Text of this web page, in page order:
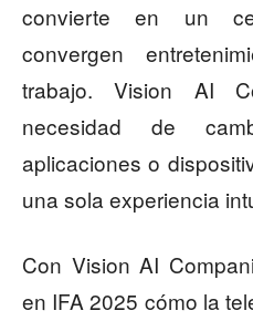
convierte en un
convergen
trabajo. Vision AI
necesidad de
aplicaciones o
una sola experiencia
Con Vision AI
en IFA 2025 cómo la